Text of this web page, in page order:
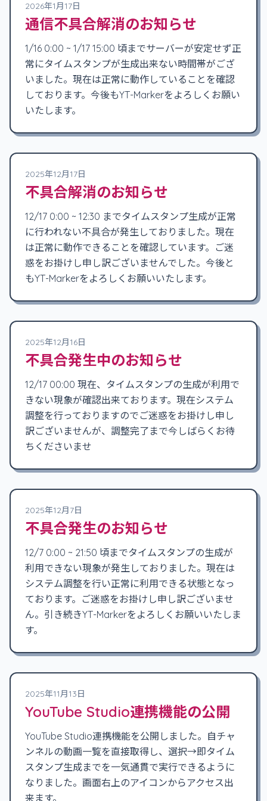
2026年1月17日
通信不具合解消のお知らせ
1/16 0:00 ~ 1/17 15:00 頃までサーバーが安定せず正
常にタイムスタンプが生成出来ない時間帯がござ
いました。現在は正常に動作していることを確認
しております。今後もYT-Markerをよろしくお願い
いたします。
2025年12月17日
不具合解消のお知らせ
12/17 0:00 ~ 12:30 までタイムスタンプ生成が正常
に行われない不具合が発生しておりました。現在
は正常に動作できることを確認しています。ご迷
惑をお掛けし申し訳ございませんでした。今後と
もYT-Markerをよろしくお願いいたします。
2025年12月16日
不具合発生中のお知らせ
12/17 00:00 現在、タイムスタンプの生成が利用で
きない現象が確認出来ております。現在システム
調整を行っておりますのでご迷惑をお掛けし申し
訳ございませんが、調整完了まで今しばらくお待
ちくださいませ
2025年12月7日
不具合発生のお知らせ
12/7 0:00 ~ 21:50 頃までタイムスタンプの生成が
利用できない現象が発生しておりました。現在は
システム調整を行い正常に利用できる状態となっ
ております。ご迷惑をお掛けし申し訳ございませ
ん。引き続きYT-Markerをよろしくお願いいたしま
す。
2025年11月13日
YouTube Studio連携機能の公開
YouTube Studio連携機能を公開しました。自チャ
ンネルの動画一覧を直接取得し、選択→即タイム
スタンプ生成までを一気通貫で実行できるように
なりました。画面右上のアイコンからアクセス出
来ます。